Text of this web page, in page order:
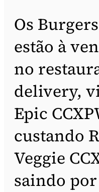
Os
estão à
no
delivery,
Epic
custando
Veggie
saindo por